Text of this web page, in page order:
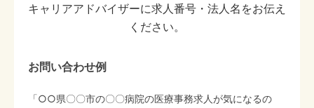
キャリアアドバイザーに求人番号・法人名をお伝え
ください。
お問い合わせ例
「○○県〇〇市の〇〇病院の医療事務求人が気になるの